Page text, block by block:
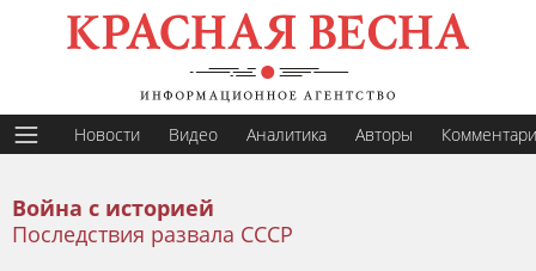
Новости Видео Аналитика Авторы
Война с историей
Последствия развала СССР